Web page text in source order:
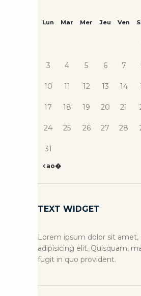
Lun Mar Mer Jeu Ven
3 4 5 6 7
10 11 12 13 14
17 18 19 20 21
24 25 26 27 28
31
ao�
TEXT WIDGET
Lorem ipsum dolor sit
adipisicing elit. Quisquam,
fugit in quo provident.